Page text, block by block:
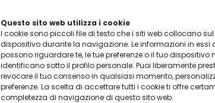
Questo sito web utilizza i cookie
I cookie sono piccoli file di testo che i siti web collocano
dispositivo durante la navigazione. Le informazioni in essi
possono riguardare te, le tue preferenze o il tuo dispositivo
identificano sotto il profilo personale. Puoi liberamente
revocare il tuo consenso in qualsiasi momento,
preferenze. La scelta di accettare tutti i cookie ti offre
completezza di navigazione di questo sito web.
VUOI DIVENTARE UN NOSTRO
CONTATTACI